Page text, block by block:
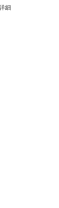
日更新
細